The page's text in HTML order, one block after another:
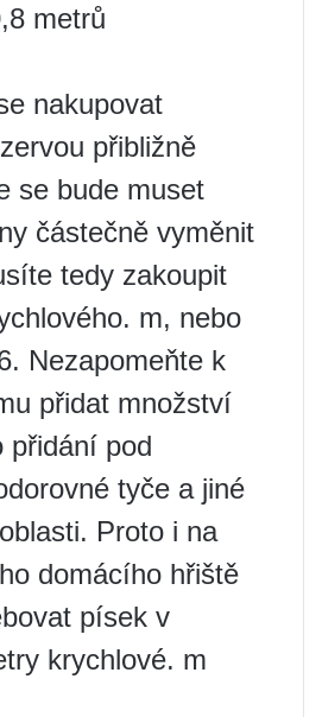
metrů
nakupovat
přibližně
se bude muset
částečně vyměnit
tedy zakoupit
m, nebo
Nezapomeňte k
přidat množství
přidání pod
tyče a jiné
Proto i na
domácího hřiště
písek v
krychlové. m